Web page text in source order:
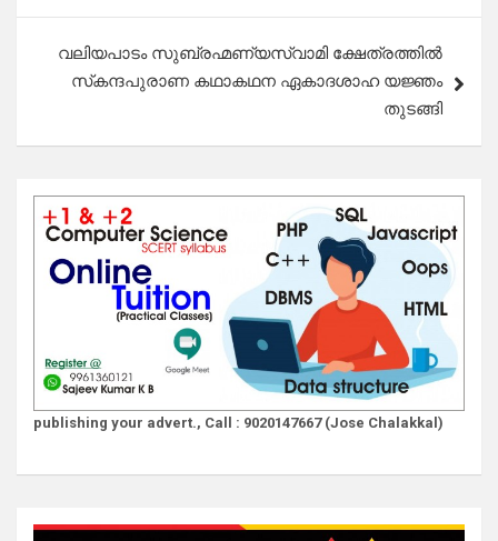
വലിയപാടം സുബ്രഹ്മണ്യസ്വാമി ക്ഷേത്രത്തിൽ
സ്‌കന്ദപുരാണ കഥാകഥന ഏകാദശാഹ യജ്ഞം
തുടങ്ങി
publishing your advert., Call : 9020147667 (Jose Chalakkal)